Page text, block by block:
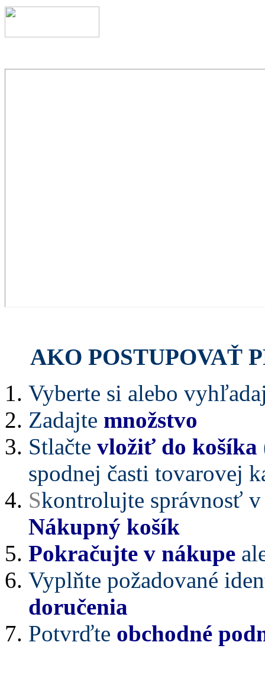
AKO POSTUPOVAŤ
Vyberte si alebo
Zadajte množstvo
Stlačte vložiť do košíka
spodnej časti tovarovej
Skontrolujte správnosť
Nákupný košík
Pokračujte v nákupe
Vyplňte požadované
doručenia
Potvrďte obchodné